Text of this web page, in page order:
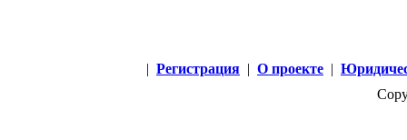
| Регистрация | О проекте |